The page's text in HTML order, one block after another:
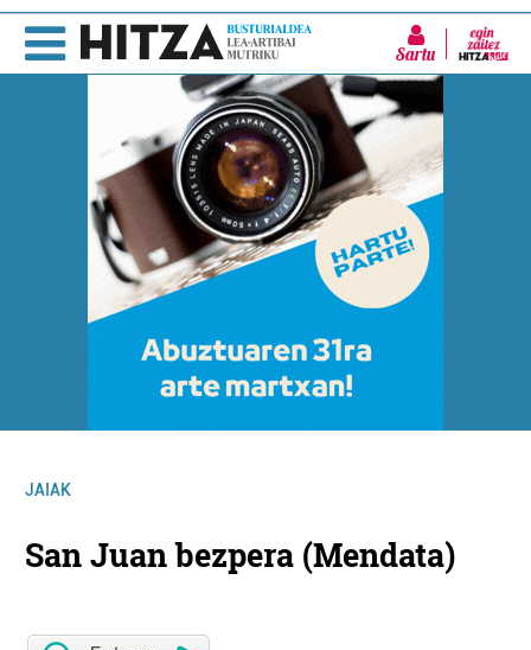
Sartu
JAIAK
San Juan bezpera (Mendata)